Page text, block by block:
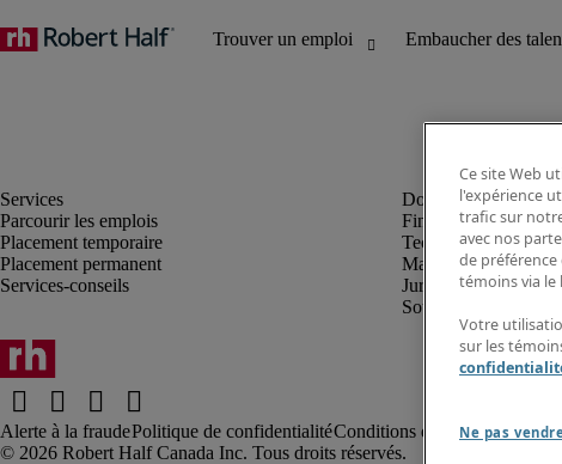
Parcourir les emplois
Placement temporaire
Placement permanent
Services-conseils
Finance et
Technologie
Marketing et création
Juridique
Soutien administratif
Alerte à la fraudePolitique de confidentialitéConditions d’utilisation
Robert Half Canada Inc. Tous droits réservés.
Ce site Web
l'expérience
trafic sur
avec nos
de préférence
témoins via le
Votre
sur les
Ne pas